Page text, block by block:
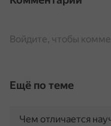
Войдите, чтобы
Ещё по теме
Чем отличается